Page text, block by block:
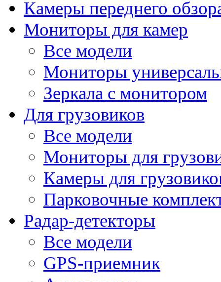
Камеры переднего
Мониторы для камер
Все модели
Мониторы
Зеркала с монитором
Для грузовиков
Все модели
Мониторы для
Камеры для
Парковочные
Радар-детекторы
Все модели
GPS-приемник